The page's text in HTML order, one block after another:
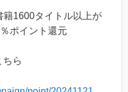
1600タイトル以上が
ポイント還元
ら